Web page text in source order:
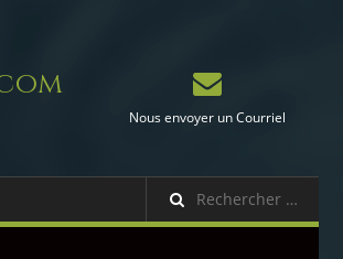
Nous envoyer un Courriel